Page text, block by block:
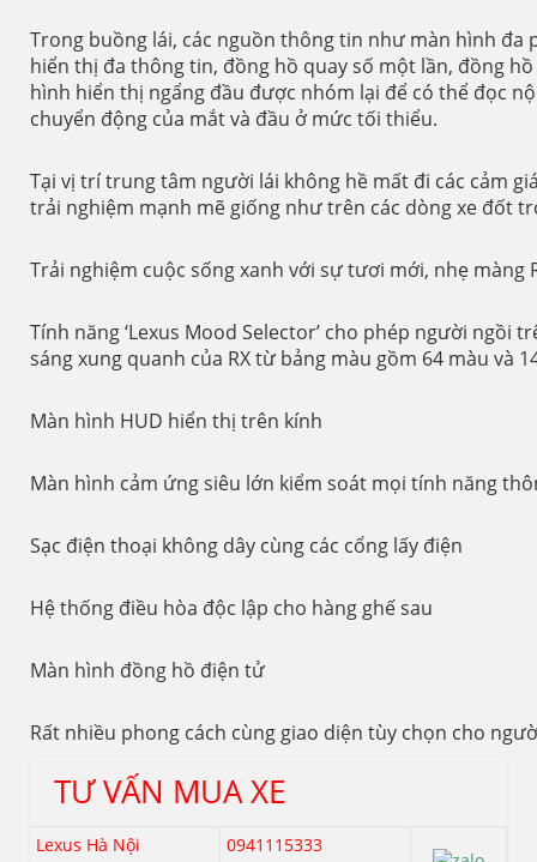
Trong buồng lái, các nguồn thông tin như màn hình đa
hiển thị đa thông tin, đồng hồ quay số một lần, đồng
hình hiển thị ngẩng đầu được nhóm lại để có thể đọc
chuyển động của mắt và đầu ở mức tối thiểu.
Tại vị trí trung tâm người lái không hề mất đi các cảm
trải nghiệm mạnh mẽ giống như trên các dòng xe đốt
Trải nghiệm cuộc sống xanh với sự tươi mới, nhẹ màng
Tính năng ‘Lexus Mood Selector’ cho phép người ngồi
sáng xung quanh của RX từ bảng màu gồm 64 màu và
Màn hình HUD hiển thị trên kính
Màn hình cảm ứng siêu lớn kiểm soát mọi tính năng
Sạc điện thoại không dây cùng các cổng lấy điện
Hệ thống điều hòa độc lập cho hàng ghế sau
Màn hình đồng hồ điện tử
Rất nhiều phong cách cùng giao diện tùy chọn cho
TƯ VẤN MUA XE
Lexus Hà Nội
0941115333